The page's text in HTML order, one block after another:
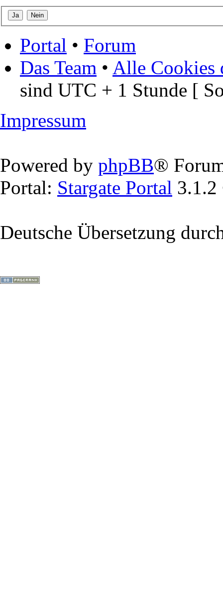
Portal • Forum
Das Team • Alle Cookies
sind UTC + 1 Stunde [
Impressum
Powered by phpBB®
Portal: Stargate Portal
Deutsche Übersetzung